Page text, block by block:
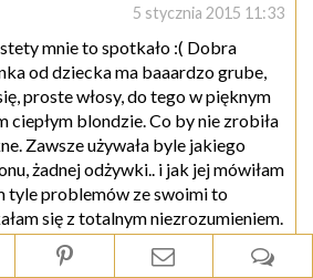
5 stycznia 2015 11:33
mnie to spotkało :( Dobra
od dziecka ma baaardzo grube,
proste włosy, do tego w pięknym
ciepłym blondzie. Co by nie zrobiła
Zawsze używała byle jakiego
żadnej odżywki.. i jak jej mówiłam
tyle problemów ze swoimi to
się z totalnym niezrozumieniem.
to była moja wina, że urodziłam
a nie grubymi włosami ;/ albo